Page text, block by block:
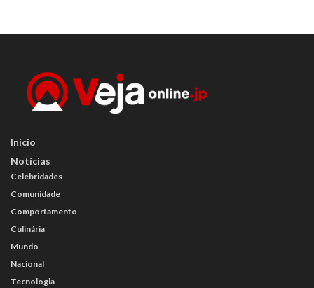
Início
Notícias
Celebridades
Comunidade
Comportamento
Culinária
Mundo
Nacional
Tecnologia